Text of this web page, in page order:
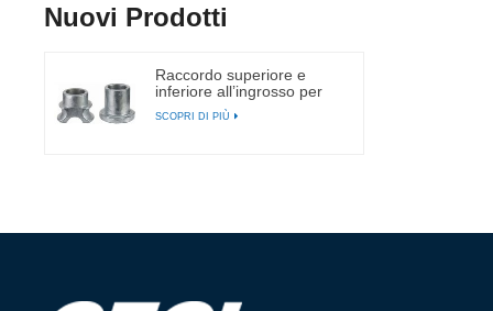
Nuovi Prodotti
Raccordo superiore e
inferiore all’ingrosso per
isolatore a perno
SCOPRI DI PIÙ